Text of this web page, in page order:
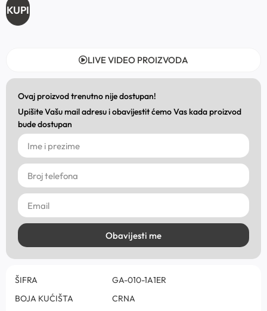
KUPI
LIVE VIDEO PROIZVODA
Ovaj proizvod trenutno nije dostupan!
Upišite Vašu mail adresu i obavijestit ćemo Vas kada proizvod
bude dostupan
Obavijesti me
ŠIFRA
GA-010-1A1ER
BOJA KUĆIŠTA
CRNA